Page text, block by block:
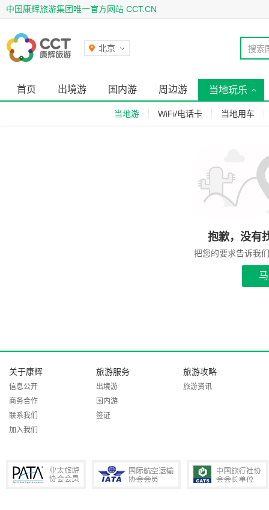
中国康辉旅游集团唯一官方网站 CCT.CN
北京 搜索
首页 出境游 国内游 周边游 当地玩乐
当地游 WiFi/电话卡 当地用车
抱歉，没有
把您的要求告诉我
关于康辉
信息公开
商务合作
联系我们
加入我们
旅游服务
出境游
国内游
签证
旅游攻略
旅游资讯